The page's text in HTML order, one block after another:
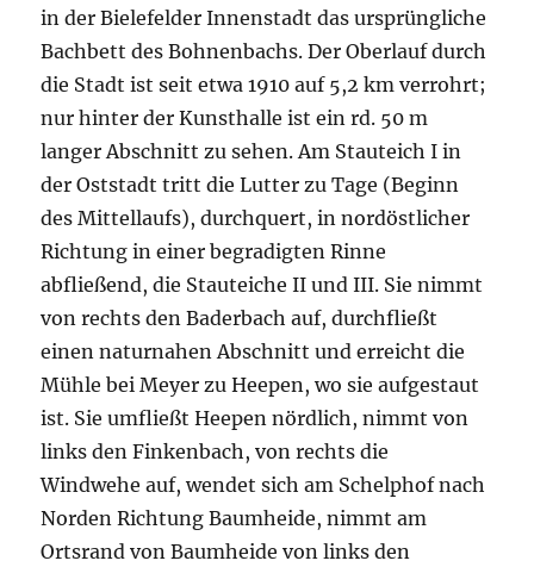
in der Bielefelder Innenstadt das ursprüngliche
Bachbett des Bohnenbachs. Der Oberlauf durch
die Stadt ist seit etwa 1910 auf 5,2 km verrohrt;
nur hinter der Kunsthalle ist ein rd. 50 m
langer Abschnitt zu sehen. Am Stauteich I in
der Oststadt tritt die Lutter zu Tage (Beginn
des Mittellaufs), durchquert, in nordöstlicher
Richtung in einer begradigten Rinne
abfließend, die Stauteiche II und III. Sie nimmt
von rechts den Baderbach auf, durchfließt
einen naturnahen Abschnitt und erreicht die
Mühle bei Meyer zu Heepen, wo sie aufgestaut
ist. Sie umfließt Heepen nördlich, nimmt von
links den Finkenbach, von rechts die
Windwehe auf, wendet sich am Schelphof nach
Norden Richtung Baumheide, nimmt am
Ortsrand von Baumheide von links den